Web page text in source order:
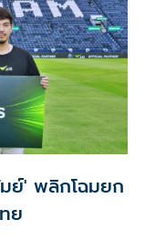
ย์' พลิกโฉมยก
ย